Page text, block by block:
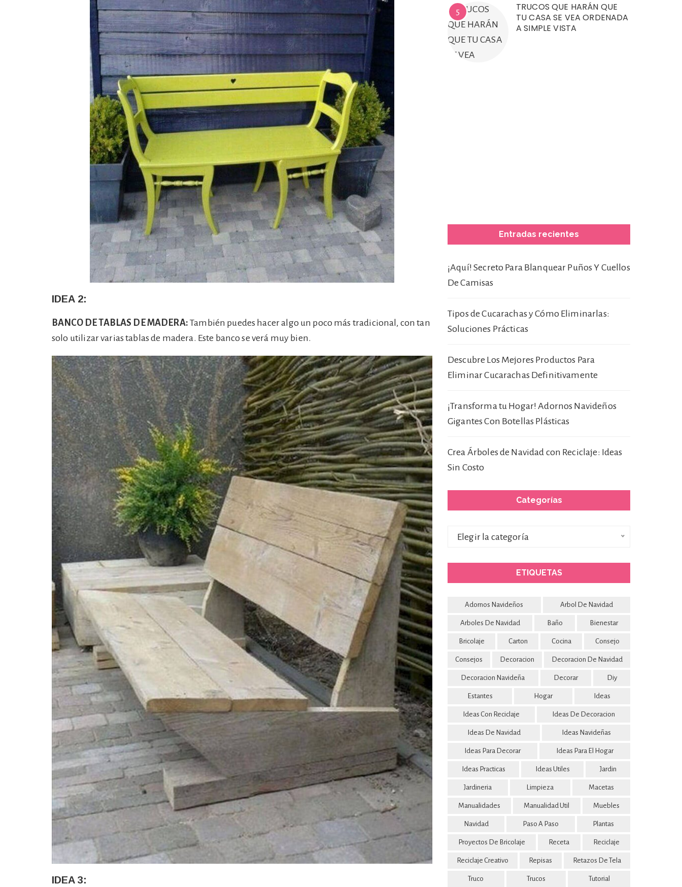
IDEA 2:
BANCO DE TABLAS DE MADERA:También puedes hacer algo un poco más tradicional, con tan
solo utilizar varias tablas de madera. Este banco se verá muy bien.
IDEA 3:
5
TRUCOS QUE HARÁN QUE
TU CASA SE VEA ORDENADA
A SIMPLE VISTA
Entradas recientes
¡Aquí! Secreto Para Blanquear Puños Y Cuellos
De Camisas
Tipos de Cucarachas y Cómo Eliminarlas:
Soluciones Prácticas
Descubre Los Mejores Productos Para
Eliminar Cucarachas Definitivamente
¡Transforma tu Hogar! Adornos Navideños
Gigantes Con Botellas Plásticas
Crea Árboles de Navidad con Reciclaje: Ideas
Sin Costo
Categorías
Categorías
Elegir la categoría
ETIQUETAS
Adornos Navideños Arbol De Navidad
Arboles De Navidad Baño Bienestar
Bricolaje Carton Cocina Consejo
Consejos Decoracion Decoracion De Navidad
Decoracion Navideña Decorar Diy
Estantes Hogar Ideas
Ideas Con Reciclaje Ideas De Decoracion
Ideas De Navidad Ideas Navideñas
Ideas Para Decorar Ideas Para El Hogar
Ideas Practicas Ideas Utiles Jardin
Jardineria Limpieza Macetas
Manualidades Manualidad Util Muebles
Navidad Paso A Paso Plantas
Proyectos De Bricolaje Receta Reciclaje
Reciclaje Creativo Repisas Retazos De Tela
Truco Trucos Tutorial